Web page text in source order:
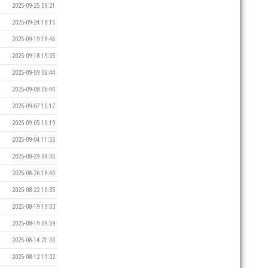
2025-09-25 09:21
2025-09-24 18:15
2025-09-19 18:46
2025-09-18 19:05
2025-09-09 06:44
2025-09-08 06:44
2025-09-07 10:17
2025-09-05 10:19
2025-09-04 11:55
2025-08-29 09:05
2025-08-26 18:40
2025-08-22 10:35
2025-08-19 19:03
2025-08-19 09:09
2025-08-14 21:00
2025-08-12 19:02